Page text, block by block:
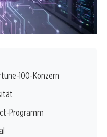
100-Konzern
Programm